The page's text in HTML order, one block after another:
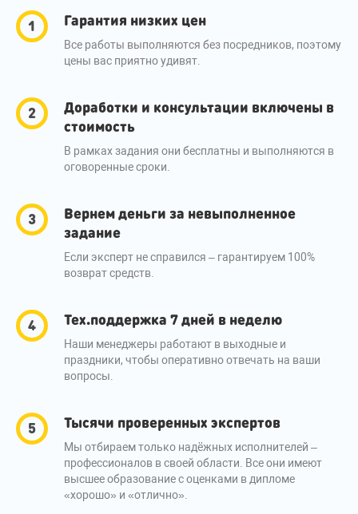
Гарантия низких цен
Все работы выполняются без посредников, поэтому
цены вас приятно удивят.
Доработки и консультации включены в
стоимость
В рамках задания они бесплатны и выполняются в
оговоренные сроки.
Вернем деньги за невыполненное
задание
Если эксперт не справился – гарантируем 100%
возврат средств.
Тех.поддержка 7 дней в неделю
Наши менеджеры работают в выходные и
праздники, чтобы оперативно отвечать на ваши
вопросы.
Тысячи проверенных экспертов
Мы отбираем только надёжных исполнителей –
профессионалов в своей области. Все они имеют
высшее образование с оценками в дипломе
«хорошо» и «отлично».